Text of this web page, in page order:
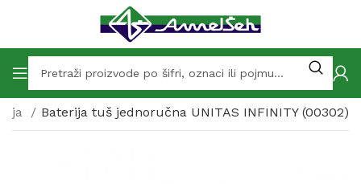
Baterija tuš jednoručna UNITAS INFINITY (00302)